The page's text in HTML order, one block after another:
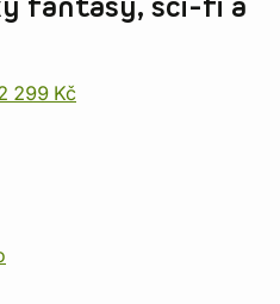
fantasy, sci-fi a
299 Kč